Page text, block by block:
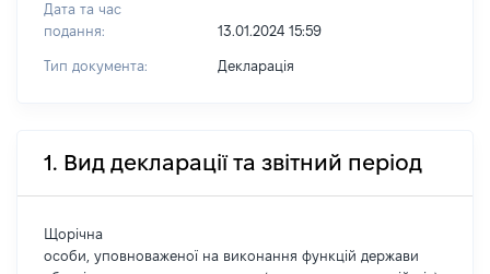
Дата та час
подання:
13.01.2024 15:59
Тип документа: Декларація
1. Вид декларації та звітний період
Щорічна
особи, уповноваженої на виконання функцій держави